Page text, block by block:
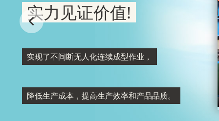
实力见证价值!
实现了不间断无人化连续成型作业，
降低生产成本，提高生产效率和产品品质。